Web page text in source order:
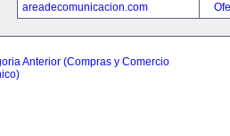
areadecomunicacion.com
Anterior (Compras y Comercio